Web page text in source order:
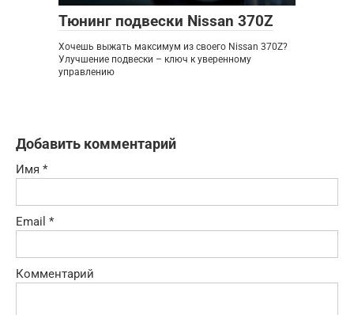
Тюнинг подвески Nissan 370Z
Хочешь выжать максимум из своего Nissan 370Z?
Улучшение подвески – ключ к уверенному
управлению
Добавить комментарий
Имя *
Email *
Комментарий